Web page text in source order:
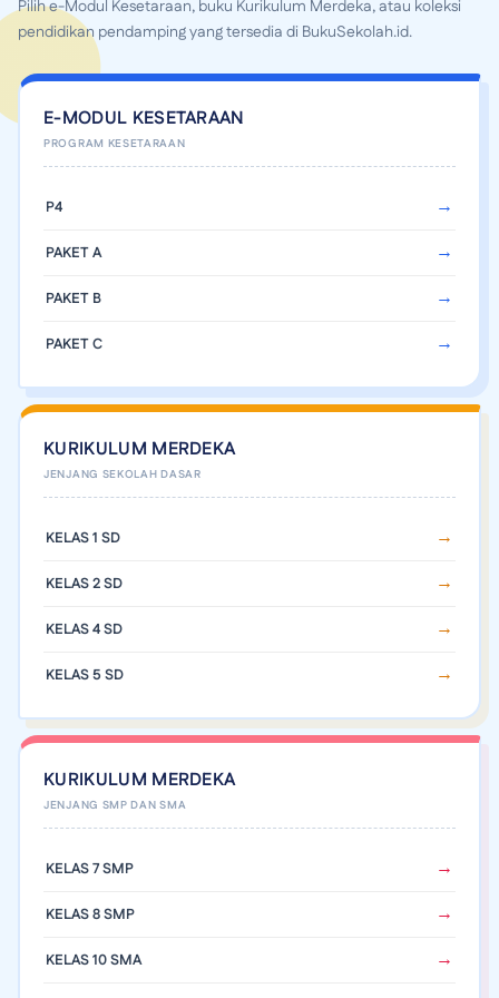
Pilih e-Modul Kesetaraan, buku Kurikulum Merdeka, atau koleksi
pendidikan pendamping yang tersedia di BukuSekolah.id.
E-MODUL KESETARAAN
P4
PAKET A
PAKET B
PAKET C
KURIKULUM MERDEKA
KELAS 1 SD
KELAS 2 SD
KELAS 4 SD
KELAS 5 SD
KURIKULUM MERDEKA
KELAS 7 SMP
KELAS 8 SMP
KELAS 10 SMA